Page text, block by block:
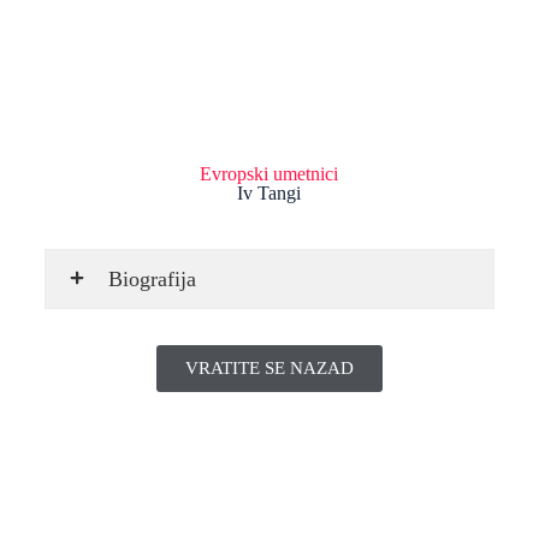
Iv Tangi
Evropski umetnici
Biografija
VRATITE SE NAZAD